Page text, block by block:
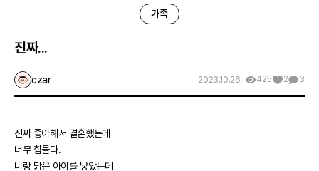
가족
진짜...
czar 2023.10.26. 425 2 3
진짜 좋아해서 결혼했는데
너무 힘들다.
너랑 닮은 아이를 낳았는데